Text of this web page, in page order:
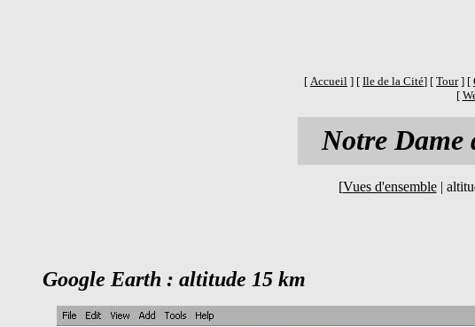
[ Accueil ] [ Ile de la Cité] [ Tour] [
[
Notre Dame
[Vues d'ensemble|
Google Earth : altitude 15 km